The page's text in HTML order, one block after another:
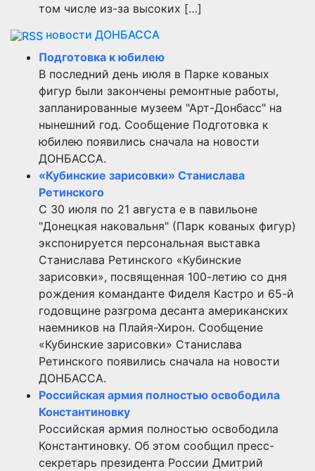
том числе из-за высоких […]
новости ДОНБАССА
Подготовка к юбилею
В последний день июля в Парке кованых
фигур были закончены ремонтные работы,
запланированные музеем "Арт-Донбасс" на
нынешний год. Сообщение Подготовка к
юбилею появились сначала на новости
ДОНБАССА.
«Кубинские зарисовки» Станислава
Ретинского
С 30 июля по 21 августа е в павильоне
"Донецкая наковальня" (Парк кованых фигур)
экспонируется персональная выставка
Станислава Ретинского «Кубинские
зарисовки», посвященная 100-летию со дня
рождения команданте Фиделя Кастро и 65-й
годовщине разгрома десанта американских
наемников на Плайя-Хирон. Сообщение
«Кубинские зарисовки» Станислава
Ретинского появились сначала на новости
ДОНБАССА.
Российская армия полностью освободила
Константиновку
Российская армия полностью освободила
Константиновку. Об этом сообщил пресс-
секретарь президента России Дмитрий